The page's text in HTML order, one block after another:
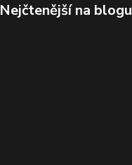
Nejčtenější na blogu